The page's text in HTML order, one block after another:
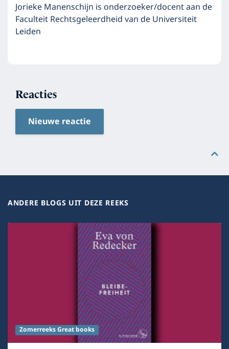
Jorieke Manenschijn is onderzoeker/docent aan de
Faculteit Rechtsgeleerdheid van de Universiteit
Leiden
Reacties
Nieuwe reactie
ANDERE BLOGS UIT DEZE REEKS
Zomerreeks Great books